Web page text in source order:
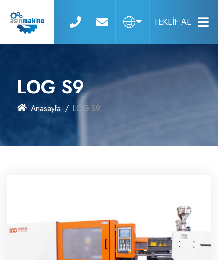
TEKLİF AL
LOG S9
Anasayfa LOG S9